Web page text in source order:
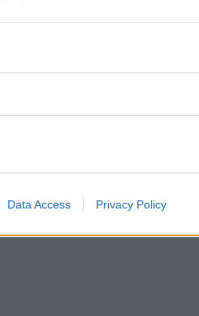
Data Access Privacy Policy